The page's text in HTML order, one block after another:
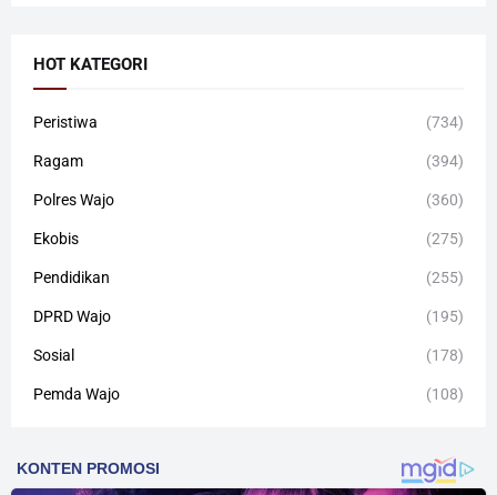
HOT KATEGORI
Peristiwa (734)
Ragam (394)
Polres Wajo (360)
Ekobis (275)
Pendidikan (255)
DPRD Wajo (195)
Sosial (178)
Pemda Wajo (108)